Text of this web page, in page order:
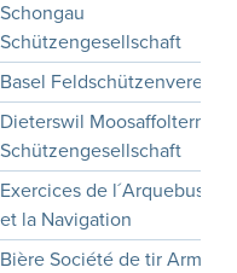
Schongau
Schützengesellschaft
Basel Feldschützenverein
Dieterswil Moosaffoltern
Schützengesellschaft
Exercices de l´Arquebuse
et la Navigation
Bière Société de tir Armes